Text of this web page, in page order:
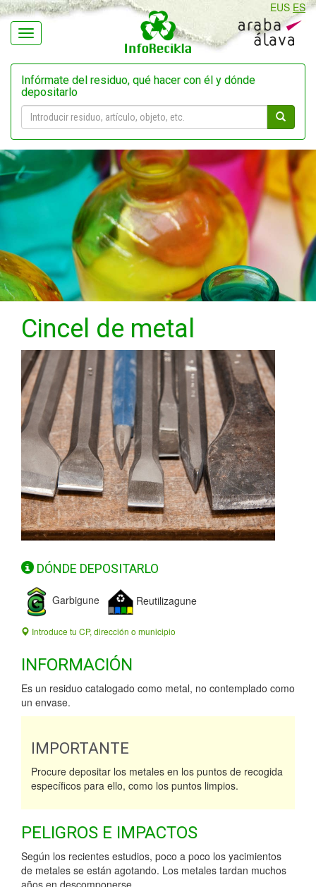
Navegación
EUS ES
Infórmate del residuo, qué hacer con él y dónde
depositarlo
Cincel de metal
DÓNDE DEPOSITARLO
Garbigune Reutilizagune
Introduce tu CP, dirección o municipio
INFORMACIÓN
Es un residuo catalogado como metal, no contemplado como
un envase.
IMPORTANTE
Procure depositar los metales en los puntos de recogida
específicos para ello, como los puntos limpios.
PELIGROS E IMPACTOS
Según los recientes estudios, poco a poco los yacimientos
de metales se están agotando. Los metales tardan muchos